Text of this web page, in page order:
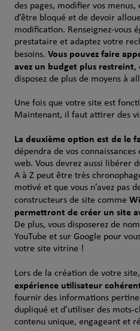
des pages, modifier vos menus,
d’être bloqué et de devoir
modification. Renseignez-vous
prestataire et adaptez votre
besoins. Vous pouvez faire
avez un budget plus restreint,
disposez de plus de moyens à
Une fois que votre site est
Maintenant, il faut attirer des
La deuxième option est de le
dépendra de vos
web. Vous devrez aussi libérer
A à Z peut être très
motivé et que vous n’avez pas
constructeurs de site comme
permettront de créer un site
De plus, vous disposerez de
YouTube et sur Google pour
votre site vitrine !
Lors de la création de votre site,
expérience utilisateur
fournir des informations
dupliqué et d’utiliser des mots-
contenu unique, engageant et